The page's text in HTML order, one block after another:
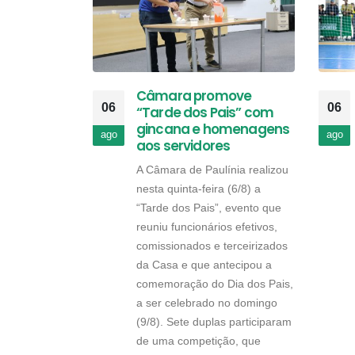
06
ago
Câmara promove
“Tarde dos Pais” com
gincana e homenagens
aos servidores
A Câmara de Paulínia realizou
nesta quinta-feira (6/8) a
“Tarde dos Pais”, evento que
reuniu funcionários efetivos,
comissionados e terceirizados
da Casa e que antecipou a
comemoração do Dia dos Pais,
a ser celebrado no domingo
(9/8). Sete duplas participaram
de uma competição, que
06
ago